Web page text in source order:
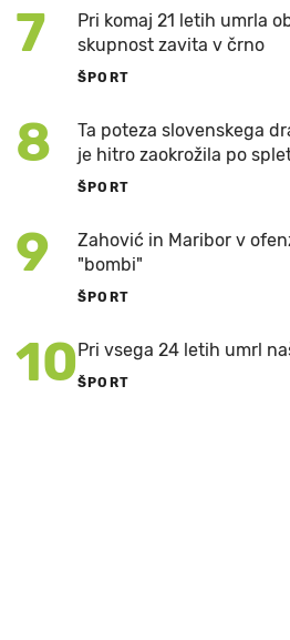
7
Pri komaj 21 letih umrla
skupnost zavita v črno
ŠPORT
8
Ta poteza slovenskega
je hitro zaokrožila po
ŠPORT
9
Zahović in Maribor v
"bombi"
ŠPORT
10Pri vsega 24 letih umrl
ŠPORT